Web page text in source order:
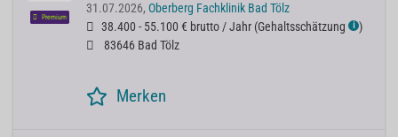
Premium
31.07.2026, Oberberg Fachklinik Bad Tölz
38.400 - 55.100 € brutto / Jahr (Gehaltsschätzung ℹ )
83646 Bad Tölz
Merken